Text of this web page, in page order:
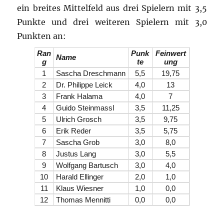
ein breites Mittelfeld aus drei Spielern mit 3,5
Punkte und drei weiteren Spielern mit 3,0
Punkten an:
Ran
g
Name
Punk
te
Feinwert
ung
1
Sascha Dreschmann 5,5
19,75
2
Dr. Philippe Leick 4,0
13
3
Frank Halama 4,0
7
4
Guido Steinmassl 3,5
11,25
5
Ulrich Grosch 3,5
9,75
6
Erik Reder 3,5
5,75
7
Sascha Grob 3,0
8,0
8
Justus Lang 3,0
5,5
9
Wolfgang Bartusch 3,0
4,0
10
Harald Ellinger 2,0
1,0
11
Klaus Wiesner 1,0
0,0
12
Thomas Mennitti 0,0 0,0